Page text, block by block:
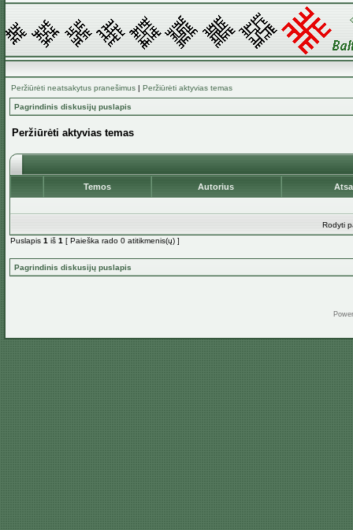
Peržiūrėti neatsakytus pranešimus | Peržiūrėti aktyvias temas
Pagrindinis diskusijų puslapis
Peržiūrėti aktyvias temas
Temos Autorius
Rodyti
Puslapis 1 iš 1 [ Paieška rado 0 atitikmenis(ų) ]
Pagrindinis diskusijų puslapis